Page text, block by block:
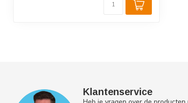
Klantenservice